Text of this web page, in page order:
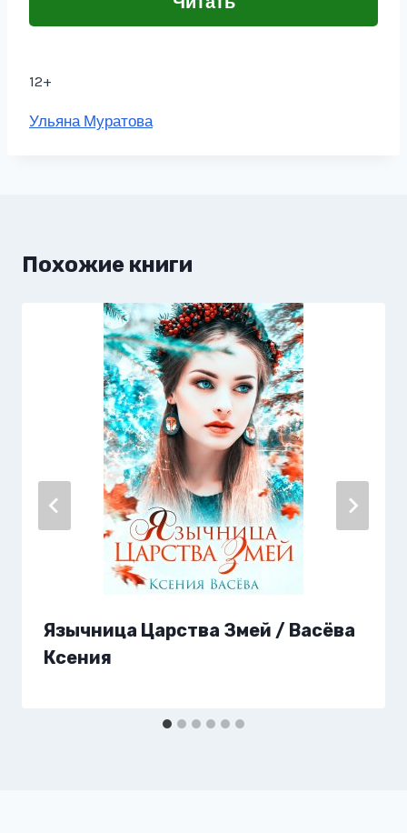
12+
Метки
Ульяна Муратова
Похожие книги
Язычница Царства Змей / Васёва
Ксения